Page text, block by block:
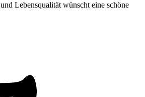
Lebensqualität wünscht eine schöne